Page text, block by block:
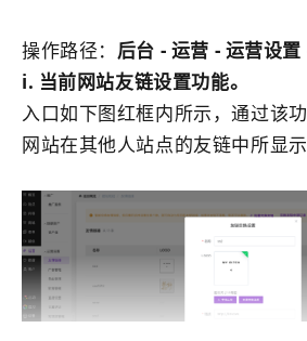
操作路径： 后台 - 运营 - 运营设
i. 当前网站友链设置功能。
入口如下图红框内所示，通过该
网站在其他人站点的友链中所显